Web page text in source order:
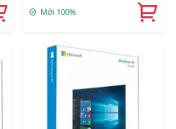
Mới 100%